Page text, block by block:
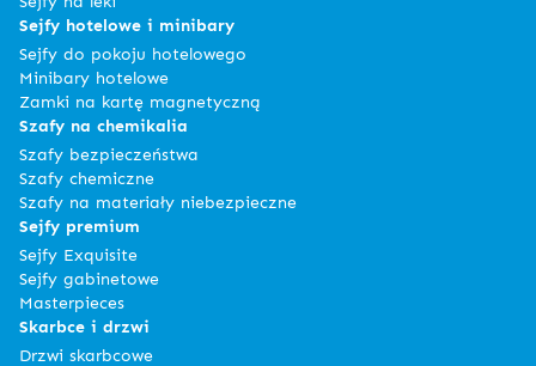
Sejfy hotelowe i minibary
Sejfy do pokoju hotelowego
Minibary hotelowe
Zamki na kartę magnetyczną
Szafy na chemikalia
Szafy bezpieczeństwa
Szafy chemiczne
Szafy na materiały niebezpieczne
Sejfy premium
Sejfy Exquisite
Sejfy gabinetowe
Masterpieces
Skarbce i drzwi
Drzwi skarbcowe